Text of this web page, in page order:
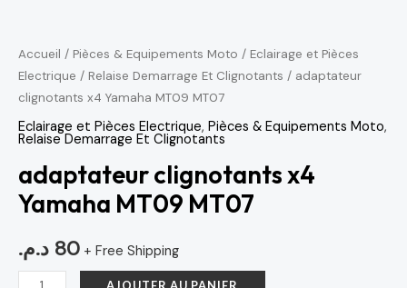
Accueil / Pièces & Equipements Moto / Eclairage et Pièces
Electrique / Relaise Demarrage Et Clignotants / adaptateur
clignotants x4 Yamaha MT09 MT07
Eclairage et Pièces Electrique, Pièces & Equipements Moto,
Relaise Demarrage Et Clignotants
adaptateur clignotants x4
Yamaha MT09 MT07
80 د.م. + Free Shipping
MT07